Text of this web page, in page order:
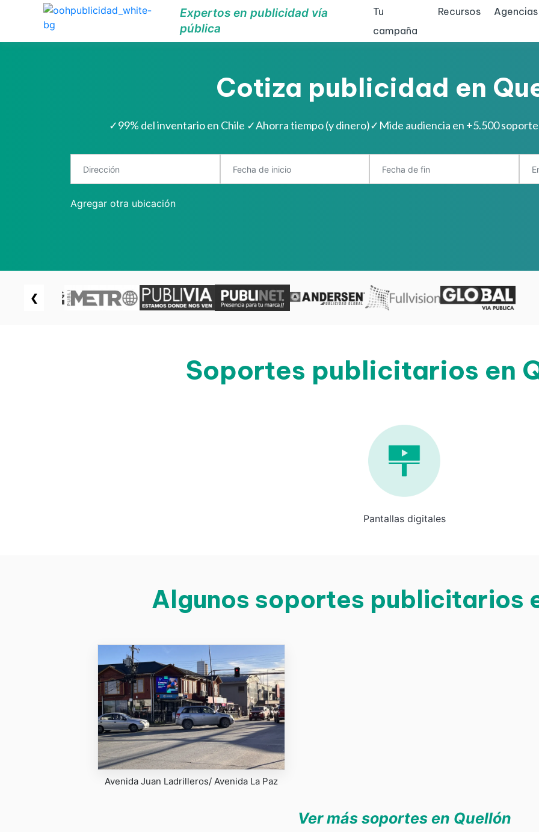
Expertos en publicidad vía
pública
Tu
campaña
Recursos Agencias
Cotiza publicidad en
✓99% del inventario en Chile ✓Ahorra tiempo (y dinero)✓ Mide audiencia en +5.500
Agregar otra ubicación
❮
Soportes publicitarios en
Pantallas digitales
Algunos soportes publicitarios
Avenida Juan Ladrilleros/ Avenida La Paz
Ver más soportes en Quellón